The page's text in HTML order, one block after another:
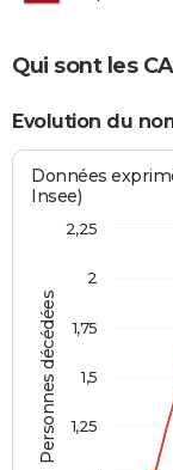
Qui sont les
Evolution du
Personnes décédées
Données
Insee)
1,25
1,5
1,75
2
2,25